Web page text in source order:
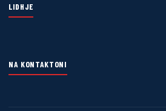
LIDHJE
NA KONTAKTONI